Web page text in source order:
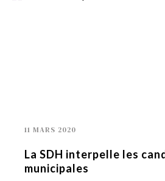
11 MARS 2020
La SDH interpelle les
municipales